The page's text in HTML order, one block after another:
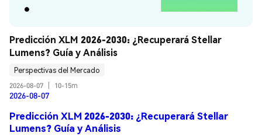
Predicción XLM 2026-2030: ¿Recuperará Stellar
Lumens? Guía y Análisis
Perspectivas del Mercado
2026-08-07
10-15m
2026-08-07
Predicción XLM 2026-2030: ¿Recuperará Stellar
Lumens? Guía y Análisis